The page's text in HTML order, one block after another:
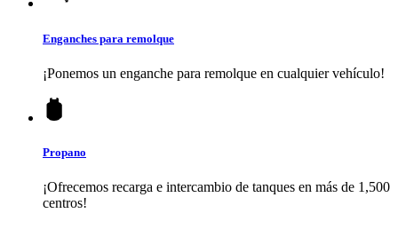
Enganches para remolque
¡Ponemos un enganche para remolque en cualquier vehículo!
Propano
¡Ofrecemos recarga e intercambio de tanques en más de 1,500
centros!